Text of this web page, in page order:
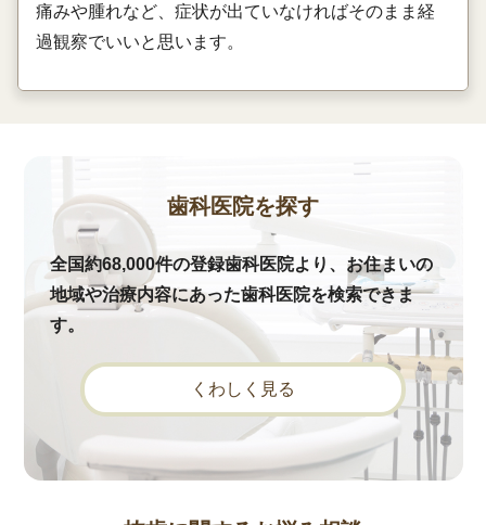
痛みや腫れなど、症状が出ていなければそのまま経
過観察でいいと思います。
歯科医院を探す
全国約68,000件の登録歯科医院より、お住まいの
地域や治療内容にあった歯科医院を検索できま
す。
くわしく見る